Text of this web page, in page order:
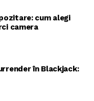
cum alegi
camera
în Blackjack: